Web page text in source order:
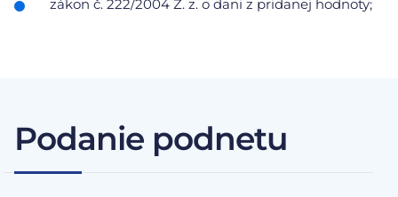
zákon č. 222/2004 Z. z. o dani z pridanej hodnoty;
Podanie podnetu